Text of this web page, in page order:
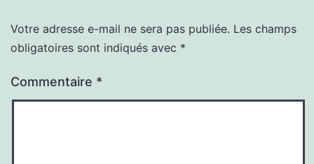
Votre adresse e-mail ne sera pas publiée. Les champs
obligatoires sont indiqués avec *
Commentaire *